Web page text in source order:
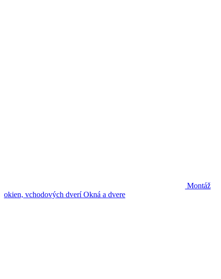
Montáž
okien, vchodových dverí Okná a dvere